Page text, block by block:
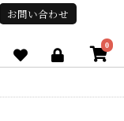
お問い合わせ
0